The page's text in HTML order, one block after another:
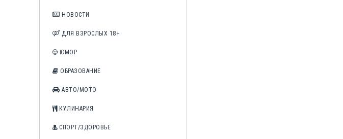
НОВОСТИ
ДЛЯ ВЗРОСЛЫХ 18+
ЮМОР
ОБРАЗОВАНИЕ
АВТО/МОТО
КУЛИНАРИЯ
СПОРТ/ЗДОРОВЬЕ